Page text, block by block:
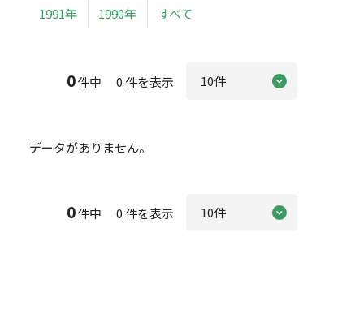
1991年 1990年 すべて
0件中 0 件を表示
データがありません。
0件中 0 件を表示